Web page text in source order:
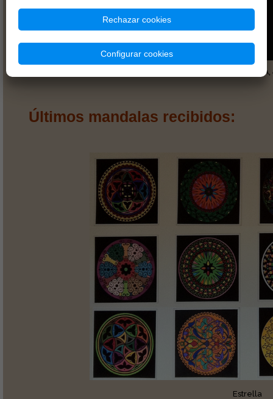
*A gastar en productos Karma en nuestra tienda del Paral·lel 143
Últimos mandalas recibidos:
Estrella
Rechazar cookies
Configurar cookies